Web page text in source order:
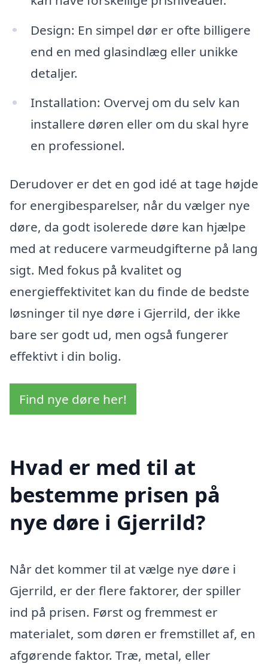
Design: En simpel dør er ofte billigere
end en med glasindlæg eller unikke
detaljer.
Installation: Overvej om du selv kan
installere døren eller om du skal hyre
en professionel.
Derudover er det en god idé at tage højde
for energibesparelser, når du vælger nye
døre, da godt isolerede døre kan hjælpe
med at reducere varmeudgifterne på lang
sigt. Med fokus på kvalitet og
energieffektivitet kan du finde de bedste
løsninger til nye døre i Gjerrild, der ikke
bare ser godt ud, men også fungerer
effektivt i din bolig.
Find nye døre her!
Hvad er med til at
bestemme prisen på
nye døre i Gjerrild?
Når det kommer til at vælge nye døre i
Gjerrild, er der flere faktorer, der spiller
ind på prisen. Først og fremmest er
materialet, som døren er fremstillet af, en
afgørende faktor. Træ, metal, eller